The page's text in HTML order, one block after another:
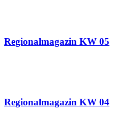
Regionalmagazin KW 05
Regionalmagazin KW 04